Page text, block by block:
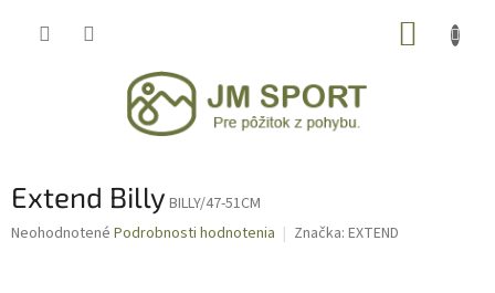
Extend Billy BILLY/47-51CM
Priemerné
Neohodnotené Podrobnosti hodnotenia Značka: EXTEND